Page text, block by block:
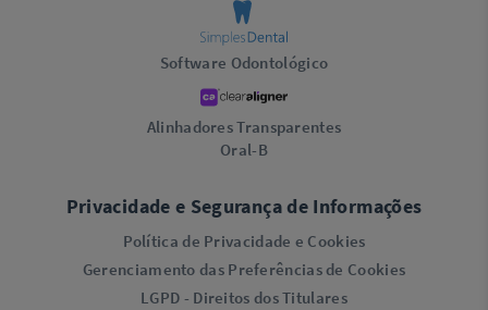
Software Odontológico
Alinhadores Transparentes
Oral-B
Privacidade e Segurança de Informações
Política de Privacidade e Cookies
Gerenciamento das Preferências de Cookies
LGPD - Direitos dos Titulares